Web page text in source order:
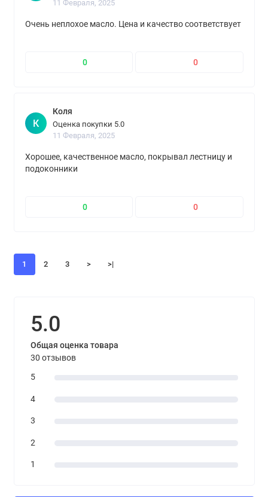
11 Февраля, 2025
Очень неплохое масло. Цена и качество соответствует
0 0
К
Коля
Оценка покупки 5.0
11 Февраля, 2025
Хорошее, качественное масло, покрывал лестницу и
подоконники
0 0
1 2 3 > >|
5.0
Общая оценка товара
30 отзывов
5
4
3
2
1